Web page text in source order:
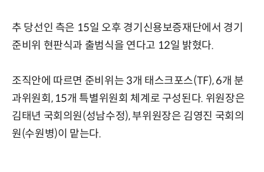
추 당선인 측은 15일 오후 경기신용보증재단에서 경기
준비위 현판식과 출범식을 연다고 12일 밝혔다.
조직안에 따르면 준비위는 3개 태스크포스(TF), 6개 분
과위원회, 15개 특별위원회 체계로 구성된다. 위원장은
김태년 국회의원(성남수정), 부위원장은 김영진 국회의
원(수원병)이 맡는다.